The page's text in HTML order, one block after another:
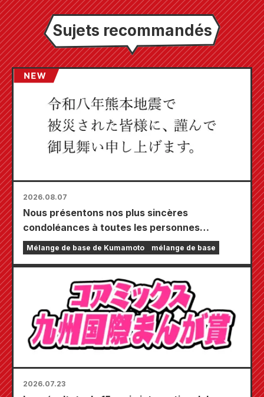
Sujets recommandés
2026.08.07
Nous présentons nos plus sincères
condoléances à toutes les personnes
touchées par le tremblement de terre de
Kumamoto de 2026.
Mélange de base de Kumamoto mélange de base
2026.07.23